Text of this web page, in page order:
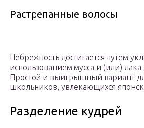
Растрепанные волосы
Небрежность достигается путем
использованием мусса и (или) лака
Простой и выигрышный вариант
школьников, увлекающихся
Разделение кудрей